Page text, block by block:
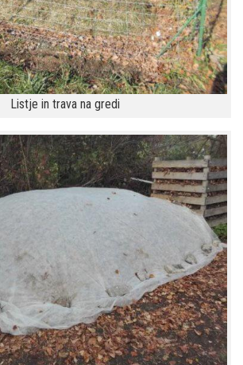
Listje in trava na gredi